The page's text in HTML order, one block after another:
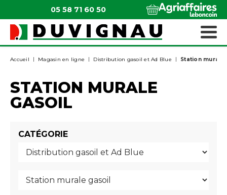
05 58 71 60 50
Accueil Magasin en ligne Distribution gasoil et Ad Blue Station murale
STATION MURALE
GASOIL
CATÉGORIE